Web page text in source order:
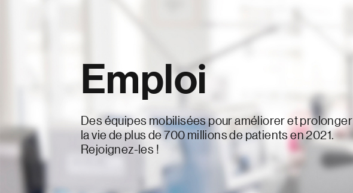
Emploi
Des équipes mobilisées pour améliorer et prolonger
la vie de plus de 700 millions de patients en 2021.
Rejoignez-les !